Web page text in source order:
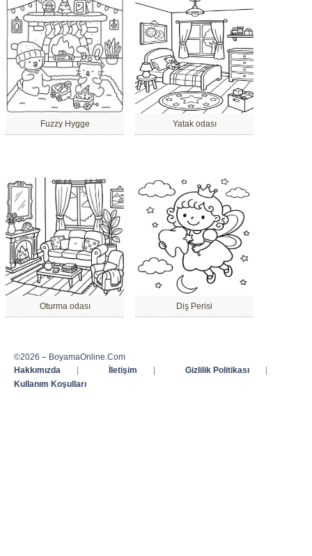
Fuzzy Hygge Yatak odası
Oturma odası Diş Perisi
©2026 – BoyamaOnline.Com
Hakkımızda
İletişim Gizlilik Politikası
Kullanım Koşulları